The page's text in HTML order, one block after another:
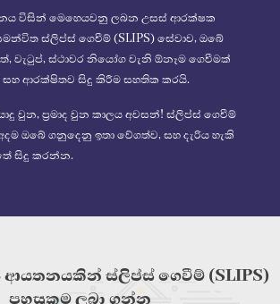
විසින් මෙහෙයවනු ලබන උසස් ආරක්ෂක
ස්ලිප්ස් ගෙවීම් (SLIPS) සේවාව, ඔබේ
වැටුප්, ස්ථාවර නියෝග වැනි ඕනෑම ගෙවීමක්
සහ ආරක්ෂිතව සිදු කිරීම සහතික කරයි.
වුන, ප්‍රමාද වුන කාලය අවසන්! ස්ලිප්ස් ගෙවීම්
ඔබේ ගනුදෙනු ඉතා වේගත්ව, සහ දැරිය හැකි
සිදු කරන්න.
ආයතනයකින් ස්ලිප්ස් ගෙවීම් (SLIPS)
පහසුකම ලබා ගන්න